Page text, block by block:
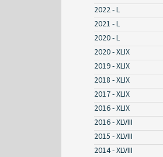
2022 - L
2021 - L
2020 - L
2020 - XLIX
2019 - XLIX
2018 - XLIX
2017 - XLIX
2016 - XLIX
2016 - XLVIII
2015 - XLVIII
2014 - XLVIII